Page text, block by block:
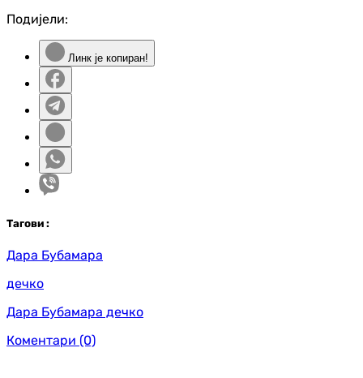
Подијели:
Линк је копиран!
Тагови :
Дара Бубамара
дечко
Дара Бубамара дечко
Коментари (0)